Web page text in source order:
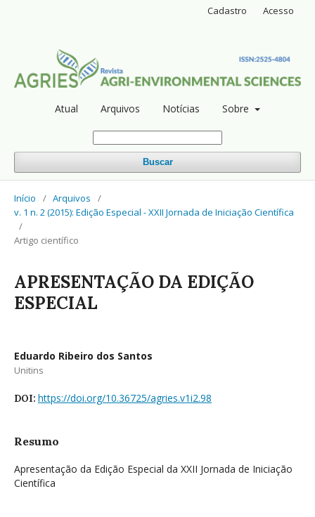
Atual Arquivos Notícias Sobre
Buscar
Cadastro Acesso
Início / Arquivos
/
v. 1 n. 2 (2015): Edição Especial - XXII Jornada de Iniciação Científica
/
Artigo científico
APRESENTAÇÃO DA EDIÇÃO
ESPECIAL
Eduardo Ribeiro dos Santos
Unitins
DOI: https://doi.org/10.36725/agries.v1i2.98
Resumo
Apresentação da Edição Especial da XXII Jornada de Iniciação
Científica